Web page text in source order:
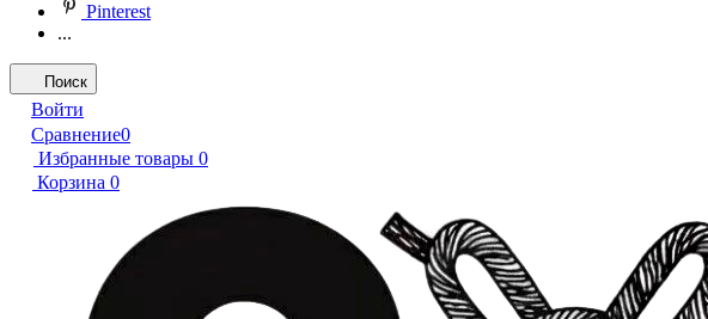
Pinterest
...
Поиск
Войти
Сравнение0
Избранные товары 0
Корзина 0